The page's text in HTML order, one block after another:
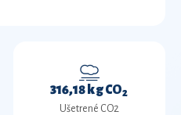
316,18 kg CO2
Ušetrené CO2